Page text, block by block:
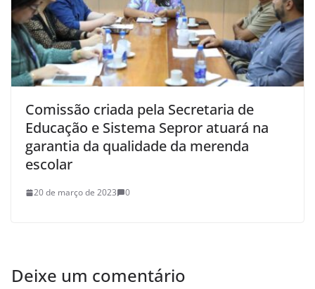
Comissão criada pela Secretaria de
Educação e Sistema Sepror atuará na
garantia da qualidade da merenda
escolar
20 de março de 2023 0
Deixe um comentário